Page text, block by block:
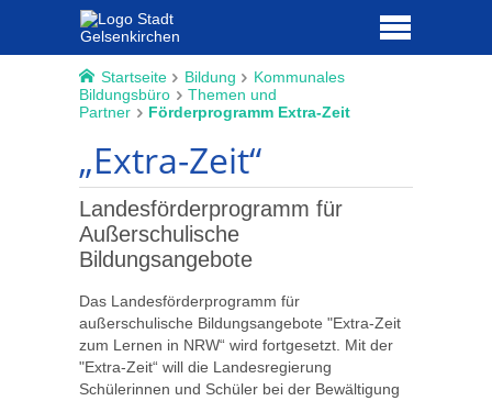
Startseite Bildung
Kommunales
Bildungsbüro
Themen und
Partner
Förderprogramm Extra-Zeit
„Extra-Zeit“
Landesförderprogramm für
Außerschulische
Bildungsangebote
Das Landesförderprogramm für
außerschulische Bildungsangebote "Extra-Zeit
zum Lernen in NRW“ wird fortgesetzt. Mit der
"Extra-Zeit“ will die Landesregierung
Schülerinnen und Schüler bei der Bewältigung